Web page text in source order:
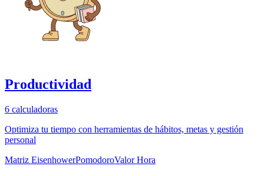
Productividad
6 calculadoras
Optimiza tu tiempo con herramientas de hábitos, metas y gestión
personal
Matriz EisenhowerPomodoroValor Hora